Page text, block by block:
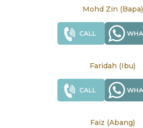
Mohd Zin (Bapa)
Faridah (Ibu)
Faiz (Abang)